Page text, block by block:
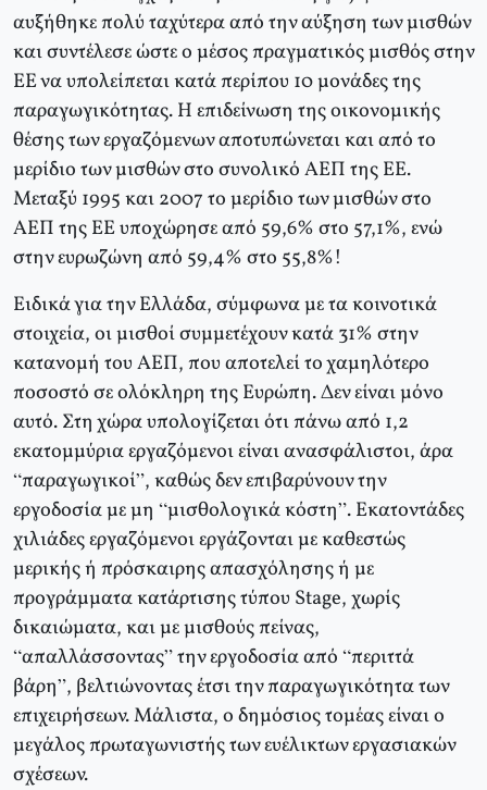
αυξήθηκε πολύ ταχύτερα από την αύξηση των μισθών
και συντέλεσε ώστε ο μέσος πραγματικός μισθός στην
ΕΕ να υπολείπεται κατά περίπου 10 μονάδες της
παραγωγικότητας. Η επιδείνωση της οικονομικής
θέσης των εργαζόμενων αποτυπώνεται και από το
μερίδιο των μισθών στο συνολικό ΑΕΠ της ΕΕ.
Μεταξύ 1995 και 2007 το μερίδιο των μισθών στο
ΑΕΠ της ΕΕ υποχώρησε από 59,6% στο 57,1%, ενώ
στην ευρωζώνη από 59,4% στο 55,8%!
Ειδικά για την Ελλάδα, σύμφωνα με τα κοινοτικά
στοιχεία, οι μισθοί συμμετέχουν κατά 31% στην
κατανομή του ΑΕΠ, που αποτελεί το χαμηλότερο
ποσοστό σε ολόκληρη της Ευρώπη. Δεν είναι μόνο
αυτό. Στη χώρα υπολογίζεται ότι πάνω από 1,2
εκατομμύρια εργαζόμενοι είναι ανασφάλιστοι, άρα
“παραγωγικοί”, καθώς δεν επιβαρύνουν την
εργοδοσία με μη “μισθολογικά κόστη”. Εκατοντάδες
χιλιάδες εργαζόμενοι εργάζονται με καθεστώς
μερικής ή πρόσκαιρης απασχόλησης ή με
προγράμματα κατάρτισης τύπου Stage, χωρίς
δικαιώματα, και με μισθούς πείνας,
“απαλλάσσοντας” την εργοδοσία από “περιττά
βάρη”, βελτιώνοντας έτσι την παραγωγικότητα των
επιχειρήσεων. Μάλιστα, ο δημόσιος τομέας είναι ο
μεγάλος πρωταγωνιστής των ευέλικτων εργασιακών
σχέσεων.